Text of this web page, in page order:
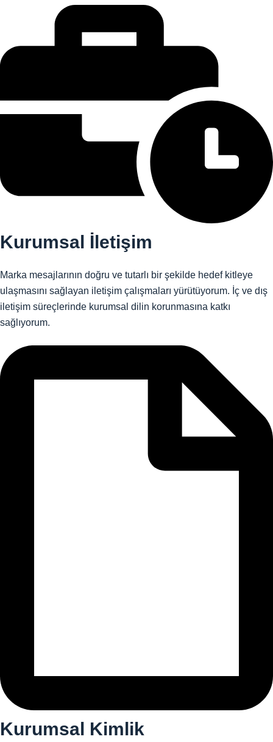
Kurumsal İletişim
Marka mesajlarının doğru ve tutarlı bir şekilde hedef kitleye
ulaşmasını sağlayan iletişim çalışmaları yürütüyorum. İç ve dış
iletişim süreçlerinde kurumsal dilin korunmasına katkı
sağlıyorum.
Kurumsal Kimlik